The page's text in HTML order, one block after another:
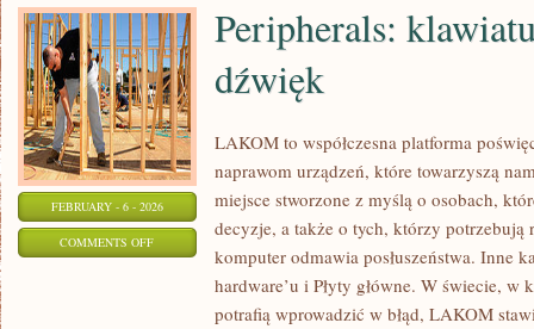
FEBRUARY - 6 - 2026
COMMENTS OFFON
Peripherals:
dźwięk
LAKOM to współczesna platforma
naprawom urządzeń, które towarzyszą
miejsce stworzone z myślą o osobach,
decyzje, a także o tych, którzy potrzebują
komputer odmawia posłuszeństwa. Inne
hardware’u i Płyty główne. W świecie,
potrafią wprowadzić w błąd, LAKOM